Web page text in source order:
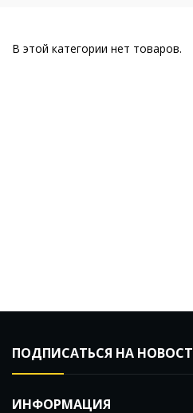
В этой категории нет товаров.
ПОДПИСАТЬСЯ НА
ИНФОРМАЦИЯ